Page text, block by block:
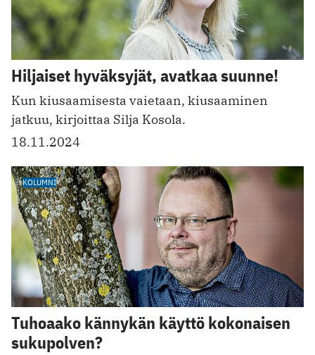
Hiljaiset hyväksyjät, avatkaa suunne!
Kun kiusaamisesta vaietaan, kiusaaminen
jatkuu, kirjoittaa Silja Kosola.
18.11.2024
KOLUMNI
Tuhoaako kännykän käyttö kokonaisen
sukupolven?